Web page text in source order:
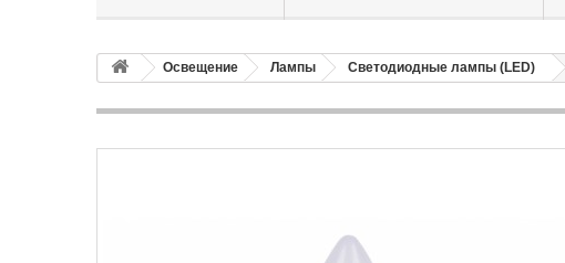
Освещение Лампы Светодиодные лампы (LED)